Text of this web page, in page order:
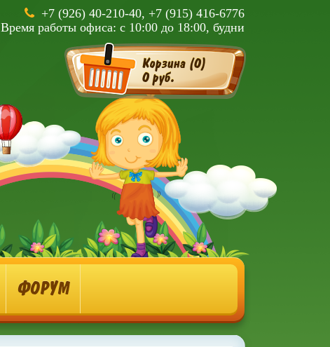
+7 (926) 40-210-40, +7 (915) 416-6776
Время работы офиса: с 10:00 до 18:00, будни
Корзина (0)
0 руб.
ФОРУМ